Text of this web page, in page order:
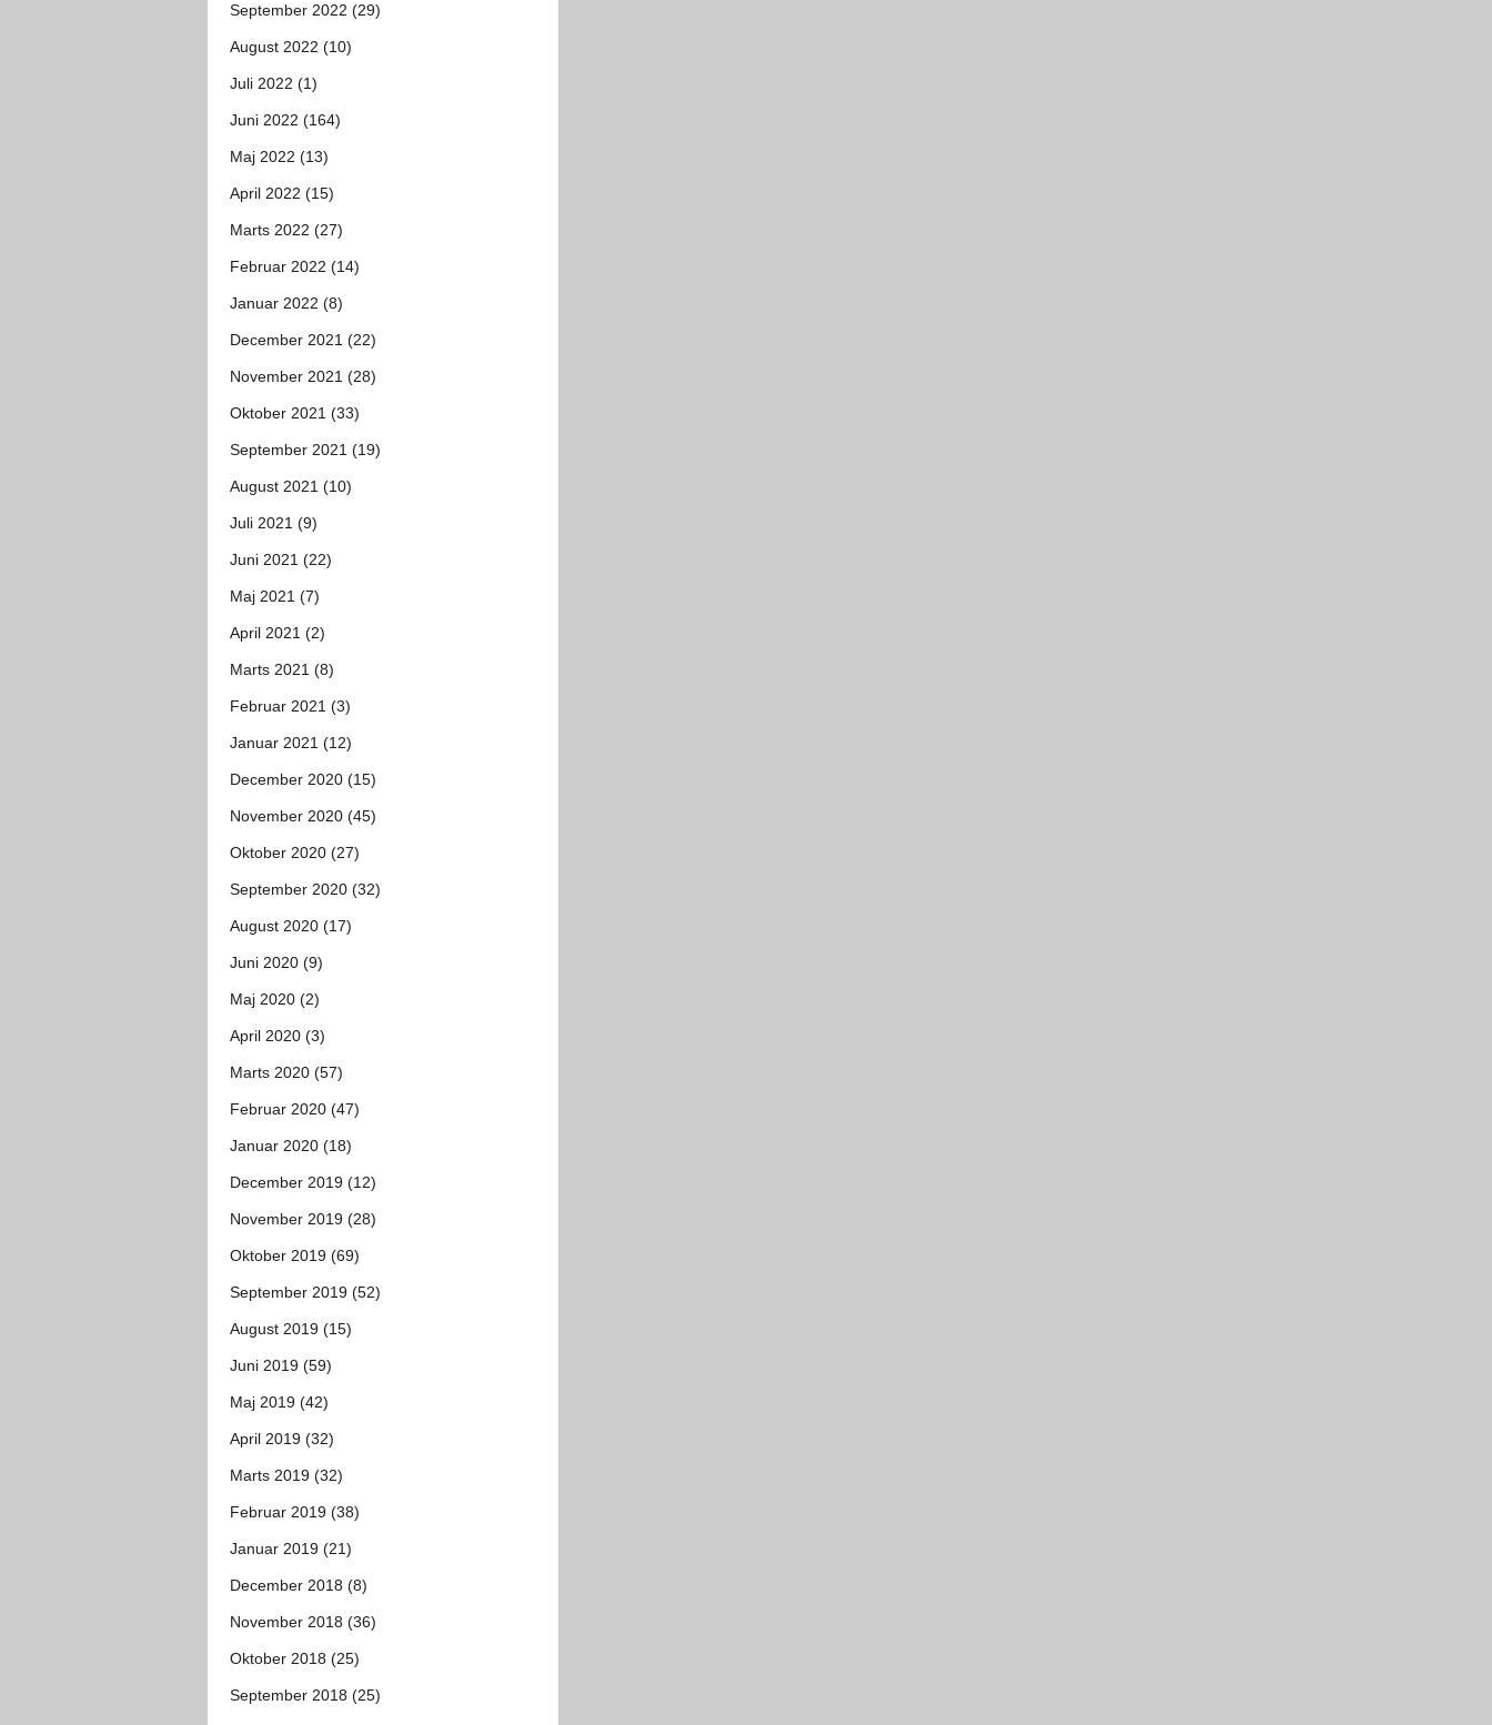
September 2022 (29)
August 2022 (10)
Juli 2022 (1)
Juni 2022 (164)
Maj 2022 (13)
April 2022 (15)
Marts 2022 (27)
Februar 2022 (14)
Januar 2022 (8)
December 2021 (22)
November 2021 (28)
Oktober 2021 (33)
September 2021 (19)
August 2021 (10)
Juli 2021 (9)
Juni 2021 (22)
Maj 2021 (7)
April 2021 (2)
Marts 2021 (8)
Februar 2021 (3)
Januar 2021 (12)
December 2020 (15)
November 2020 (45)
Oktober 2020 (27)
September 2020 (32)
August 2020 (17)
Juni 2020 (9)
Maj 2020 (2)
April 2020 (3)
Marts 2020 (57)
Februar 2020 (47)
Januar 2020 (18)
December 2019 (12)
November 2019 (28)
Oktober 2019 (69)
September 2019 (52)
August 2019 (15)
Juni 2019 (59)
Maj 2019 (42)
April 2019 (32)
Marts 2019 (32)
Februar 2019 (38)
Januar 2019 (21)
December 2018 (8)
November 2018 (36)
Oktober 2018 (25)
September 2018 (25)